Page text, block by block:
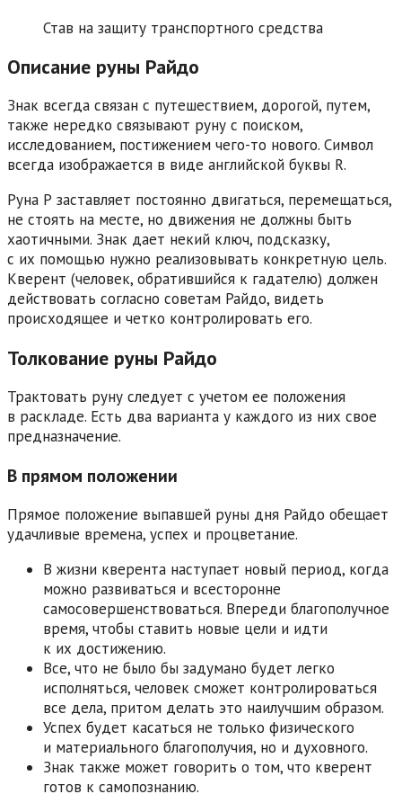
Став на защиту транспортного средства
Описание руны Райдо
Знак всегда связан с путешествием, дорогой, путем,
также нередко связывают руну с поиском,
исследованием, постижением чего-то нового. Символ
всегда изображается в виде английской буквы R.
Руна Р заставляет постоянно двигаться, перемещаться,
не стоять на месте, но движения не должны быть
хаотичными. Знак дает некий ключ, подсказку,
с их помощью нужно реализовывать конкретную цель.
Кверент (человек, обратившийся к гадателю) должен
действовать согласно советам Райдо, видеть
происходящее и четко контролировать его.
Толкование руны Райдо
Трактовать руну следует с учетом ее положения
в раскладе. Есть два варианта у каждого из них свое
предназначение.
В прямом положении
Прямое положение выпавшей руны дня Райдо обещает
удачливые времена, успех и процветание.
В жизни кверента наступает новый период, когда
можно развиваться и всесторонне
самосовершенствоваться. Впереди благополучное
время, чтобы ставить новые цели и идти
к их достижению.
Все, что не было бы задумано будет легко
исполняться, человек сможет контролироваться
все дела, притом делать это наилучшим образом.
Успех будет касаться не только физического
и материального благополучия, но и духовного.
Знак также может говорить о том, что кверент
готов к самопознанию.